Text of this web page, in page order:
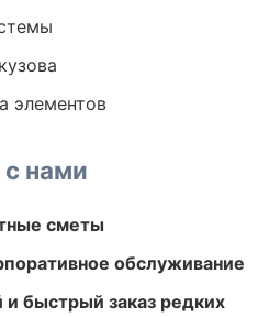
элементов
нами
сметы
обслуживание
и быстрый заказ редких